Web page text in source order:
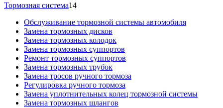
Тормозная система14
Обслуживание тормозной системы автомобиля
Замена тормозных дисков
Замена тормозных колодок
Замена тормозных суппортов
Ремонт тормозных суппортов
Замена тормозных трубок
Замена тросов ручного тормоза
Регулировка ручного тормоза
Замена уплотнительных колец тормозной системы
Замена тормозных шлангов